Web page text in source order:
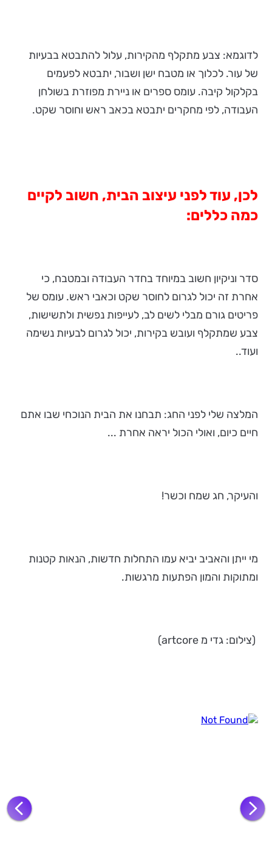
לדוגמא: צבע מתקלף מהקירות, עלול להתבטא בבעיות
של עור. לכלוך או מטבח ישן ושבור, יתבטא לפעמים
בקלקול קיבה. עומס ספרים או ניירת מפוזרת בשולחן
העבודה, לפי מחקרים יתבטא בכאב ראש וחוסר שקט.
לכן, עוד לפני עיצוב הבית, חשוב לקיים
כמה כללים:
סדר וניקיון חשוב במיוחד בחדר העבודה ובמטבח, כי
אחרת זה יכול לגרום לחוסר שקט וכאבי ראש. עומס של
פריטים גורם מבלי לשים לב, לעייפות נפשית ולתשישות,
צבע שמתקלף ועובש בקירות, יכול לגרום לבעיות נשימה
ועוד..
המלצה שלי לפני החג: תבחנו את הבית הנוכחי שבו אתם
חיים כיום, ואולי הכול יראה אחרת ...
והעיקר, חג שמח וכשר!
מי ייתן והאביב יביא עמו התחלות חדשות, הנאות קטנות
ומתוקות והמון הפתעות מרגשות.
(צילום: גדי מ artcore)